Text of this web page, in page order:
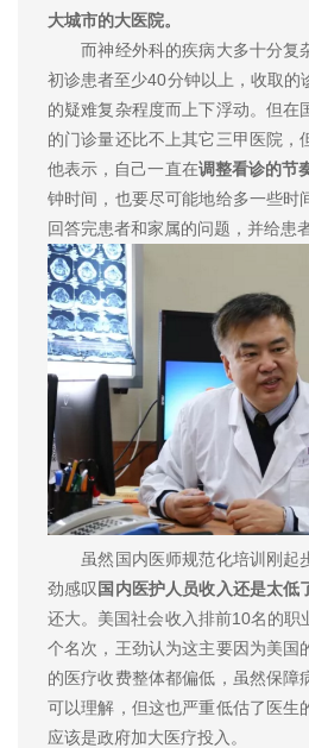
大城市的大医院。
而神经外科的疾病大多十分复
初诊患者至少40分钟以上，收取的
的疑难复杂程度而上下浮动。但在
的门诊量还比不上其它三甲医院，
他表示，自己一直在调整看诊的节
钟时间，也要尽可能地给多一些时
回答完患者和家属的问题，并给患
虽然国内医师规范化培训刚起
劲感叹 国内医护人员收入还是太低
还大。美国社会收入排前10名的职
个名次，王劲认为这主要因为美国
的医疗收费整体都偏低，虽然保障
可以理解，但这也严重低估了医生
应该是政府加大医疗投入。